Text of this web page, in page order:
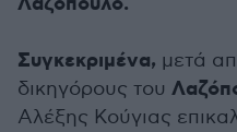
Συγκεκριμένα, μετά
δικηγόρους του
Αλέξης Κούγιας